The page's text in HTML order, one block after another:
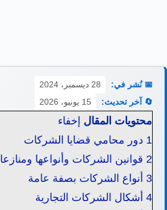
📅 نُشر في:
28 ديسمبر، 2024
🔄 آخر تحديث:
15 يونيو، 2026
محتويات المقال إخفاء
1 دور محامي قضايا الشركات
2 قوانين الشركات وأنواعها
3 أنواع الشركات بصفة عامة
4 أشكال الشركات التجارية